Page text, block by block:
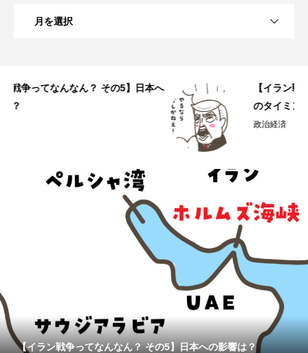
月を選択
【イラン戦争ってなんなん？ その4】なぜこ
のタイミングで？
【イラン戦争ってなんなん？ その5】日本への影響は？